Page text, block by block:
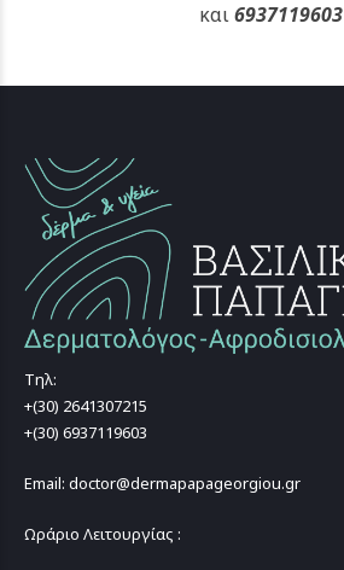
και6937119603
Τηλ:
+(30) 2641307215
+(30) 6937119603
Email: doctor@dermapapageorgiou.gr
Ωράριο Λειτουργίας :